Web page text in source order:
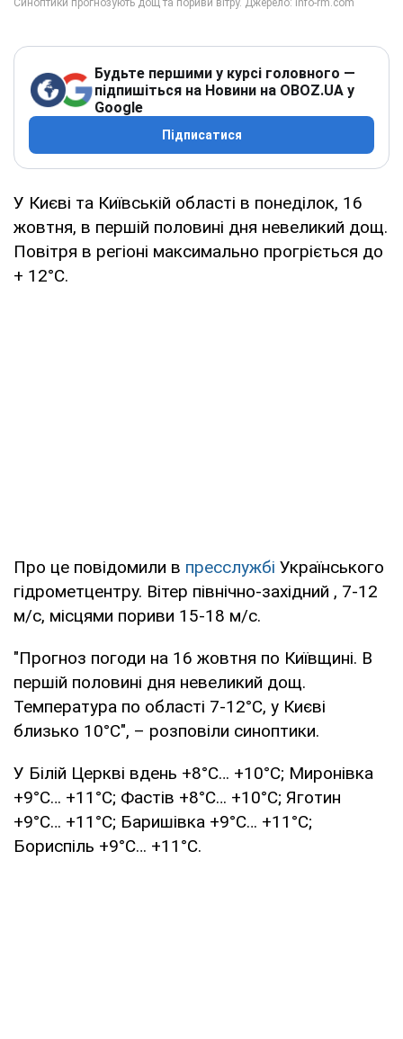
Будьте першими у курсі головного —
підпишіться на Новини на OBOZ.UA у
Google
Підписатися
У Києві та Київській області в понеділок, 16
жовтня, в першій половині дня невеликий дощ.
Повітря в регіоні максимально прогріється до
+ 12°С.
Про це повідомили в пресслужбі Українського
гідрометцентру. Вітер північно-західний , 7-12
м/с, місцями пориви 15-18 м/с.
"Прогноз погоди на 16 жовтня по Київщині. В
першій половині дня невеликий дощ.
Температура по області 7-12°С, у Києві
близько 10°С", – розповіли синоптики.
У Білій Церкві вдень +8°С… +10°С; Миронівка
+9°С… +11°С; Фастів +8°С… +10°С; Яготин
+9°С… +11°С; Баришівка +9°С… +11°С;
Бориспіль +9°С… +11°С.